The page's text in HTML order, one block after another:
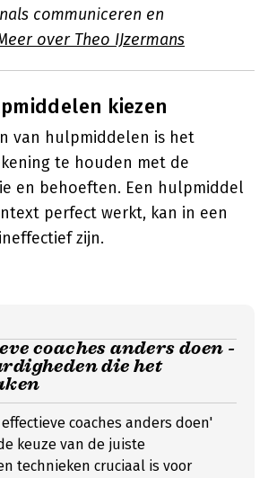
communiceren en
over Theo IJzermans
kiezen
van hulpmiddelen is het
te houden met de
en behoeften. Een hulpmiddel
perfect werkt, kan in een
zijn.
coaches anders doen -
die het
coaches anders doen'
keuze van de juiste
technieken cruciaal is voor